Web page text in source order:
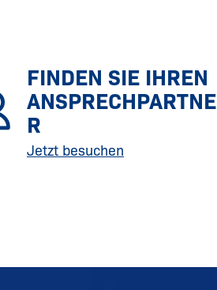
FINDEN SIE IHREN
ANSPRECHPARTNE
R
Jetzt besuchen